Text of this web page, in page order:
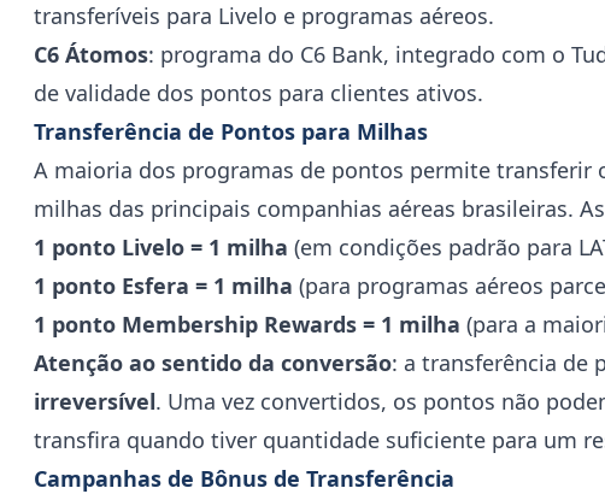
transferíveis para Livelo e programas aéreos.
C6 Átomos: programa do C6 Bank, integrado com o
de validade dos pontos para clientes ativos.
Transferência de Pontos para Milhas
A maioria dos programas de pontos permite transferir
milhas das principais companhias aéreas brasileiras.
1 ponto Livelo = 1 milha (em condições padrão para
1 ponto Esfera = 1 milha (para programas aéreos
1 ponto Membership Rewards = 1 milha (para a
Atenção ao sentido da conversão: a transferência de
irreversível. Uma vez convertidos, os pontos não
transfira quando tiver quantidade suficiente para um
Campanhas de Bônus de Transferência